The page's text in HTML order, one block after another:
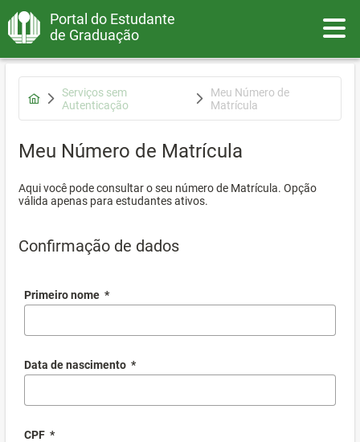
Portal do Estudante
de Graduação
Serviços sem
Autenticação
Meu Número de
Matrícula
Meu Número de Matrícula
Aqui você pode consultar o seu número de Matrícula. Opção
válida apenas para estudantes ativos.
Confirmação de dados
Primeiro nome *
Data de nascimento *
CPF *